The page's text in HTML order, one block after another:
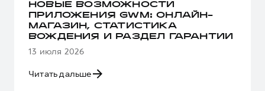
НОВЫЕ ВОЗМОЖНОСТИ
ПРИЛОЖЕНИЯ GWM: ОНЛАЙН-
МАГАЗИН, СТАТИСТИКА
ВОЖДЕНИЯ И РАЗДЕЛ ГАРАНТИИ
13 июля 2026
Читать дальше